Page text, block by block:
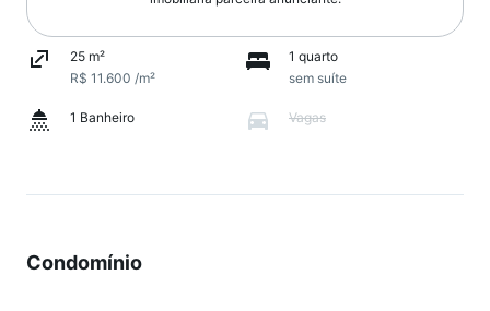
25 m²
R$ 11.600 /m²
1 quarto
sem suíte
1 Banheiro Vagas
Condomínio